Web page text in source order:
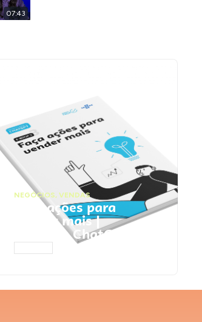
07:43
NEGÓCIOS, VENDAS
Faça ações para
vender mais |
Prompts ChatGPT